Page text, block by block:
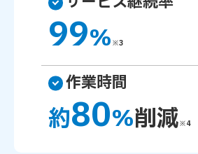
99% ※3
作業時間
約80%削減※4